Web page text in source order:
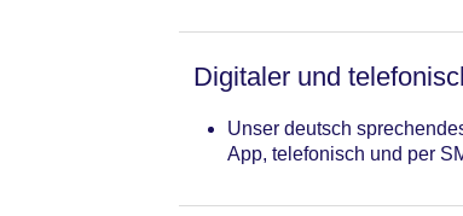
Digitaler und
Unser deutsch
App, telefonisch und per